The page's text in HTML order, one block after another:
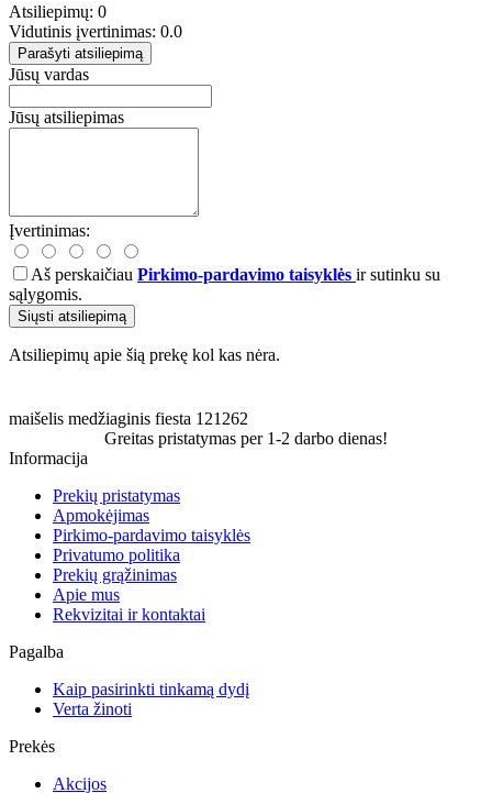
Atsiliepimų: 0
Vidutinis įvertinimas: 0.0
Parašyti atsiliepimą
Jūsų vardas
Jūsų atsiliepimas
Įvertinimas:
Aš perskaičiau Pirkimo-pardavimo taisyklės ir sutinku su
sąlygomis.
Siųsti atsiliepimą
Atsiliepimų apie šią prekę kol kas nėra.
maišelis medžiaginis fiesta 121262
Greitas pristatymas per 1-2 darbo dienas!
Informacija
Prekių pristatymas
Apmokėjimas
Pirkimo-pardavimo taisyklės
Privatumo politika
Prekių grąžinimas
Apie mus
Rekvizitai ir kontaktai
Pagalba
Kaip pasirinkti tinkamą dydį
Verta žinoti
Prekės
Akcijos